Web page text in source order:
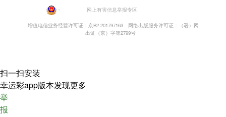
・ 网上有害信息举报专区
增值电信业务经营许可证：京B2-201797163
网络出版服务许可证：（署）网
出证（京）字第2799号
扫一扫安装
幸运彩app版本发现更多
举
报